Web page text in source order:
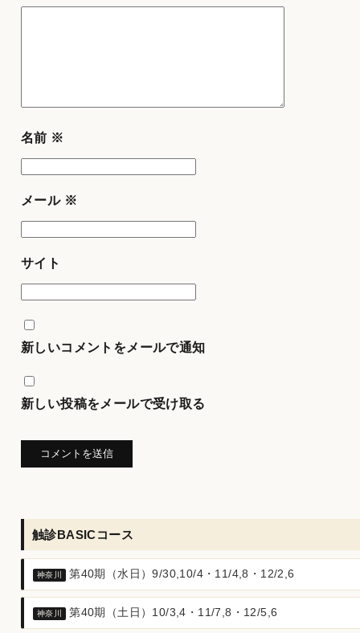
名前 ※
メール ※
サイト
新しいコメントをメールで通知
新しい投稿をメールで受け取る
触診BASICコース
神奈川 第40期（水日）9/30,10/4・11/4,8・12/2,6
神奈川 第40期（土日）10/3,4・11/7,8・12/5,6